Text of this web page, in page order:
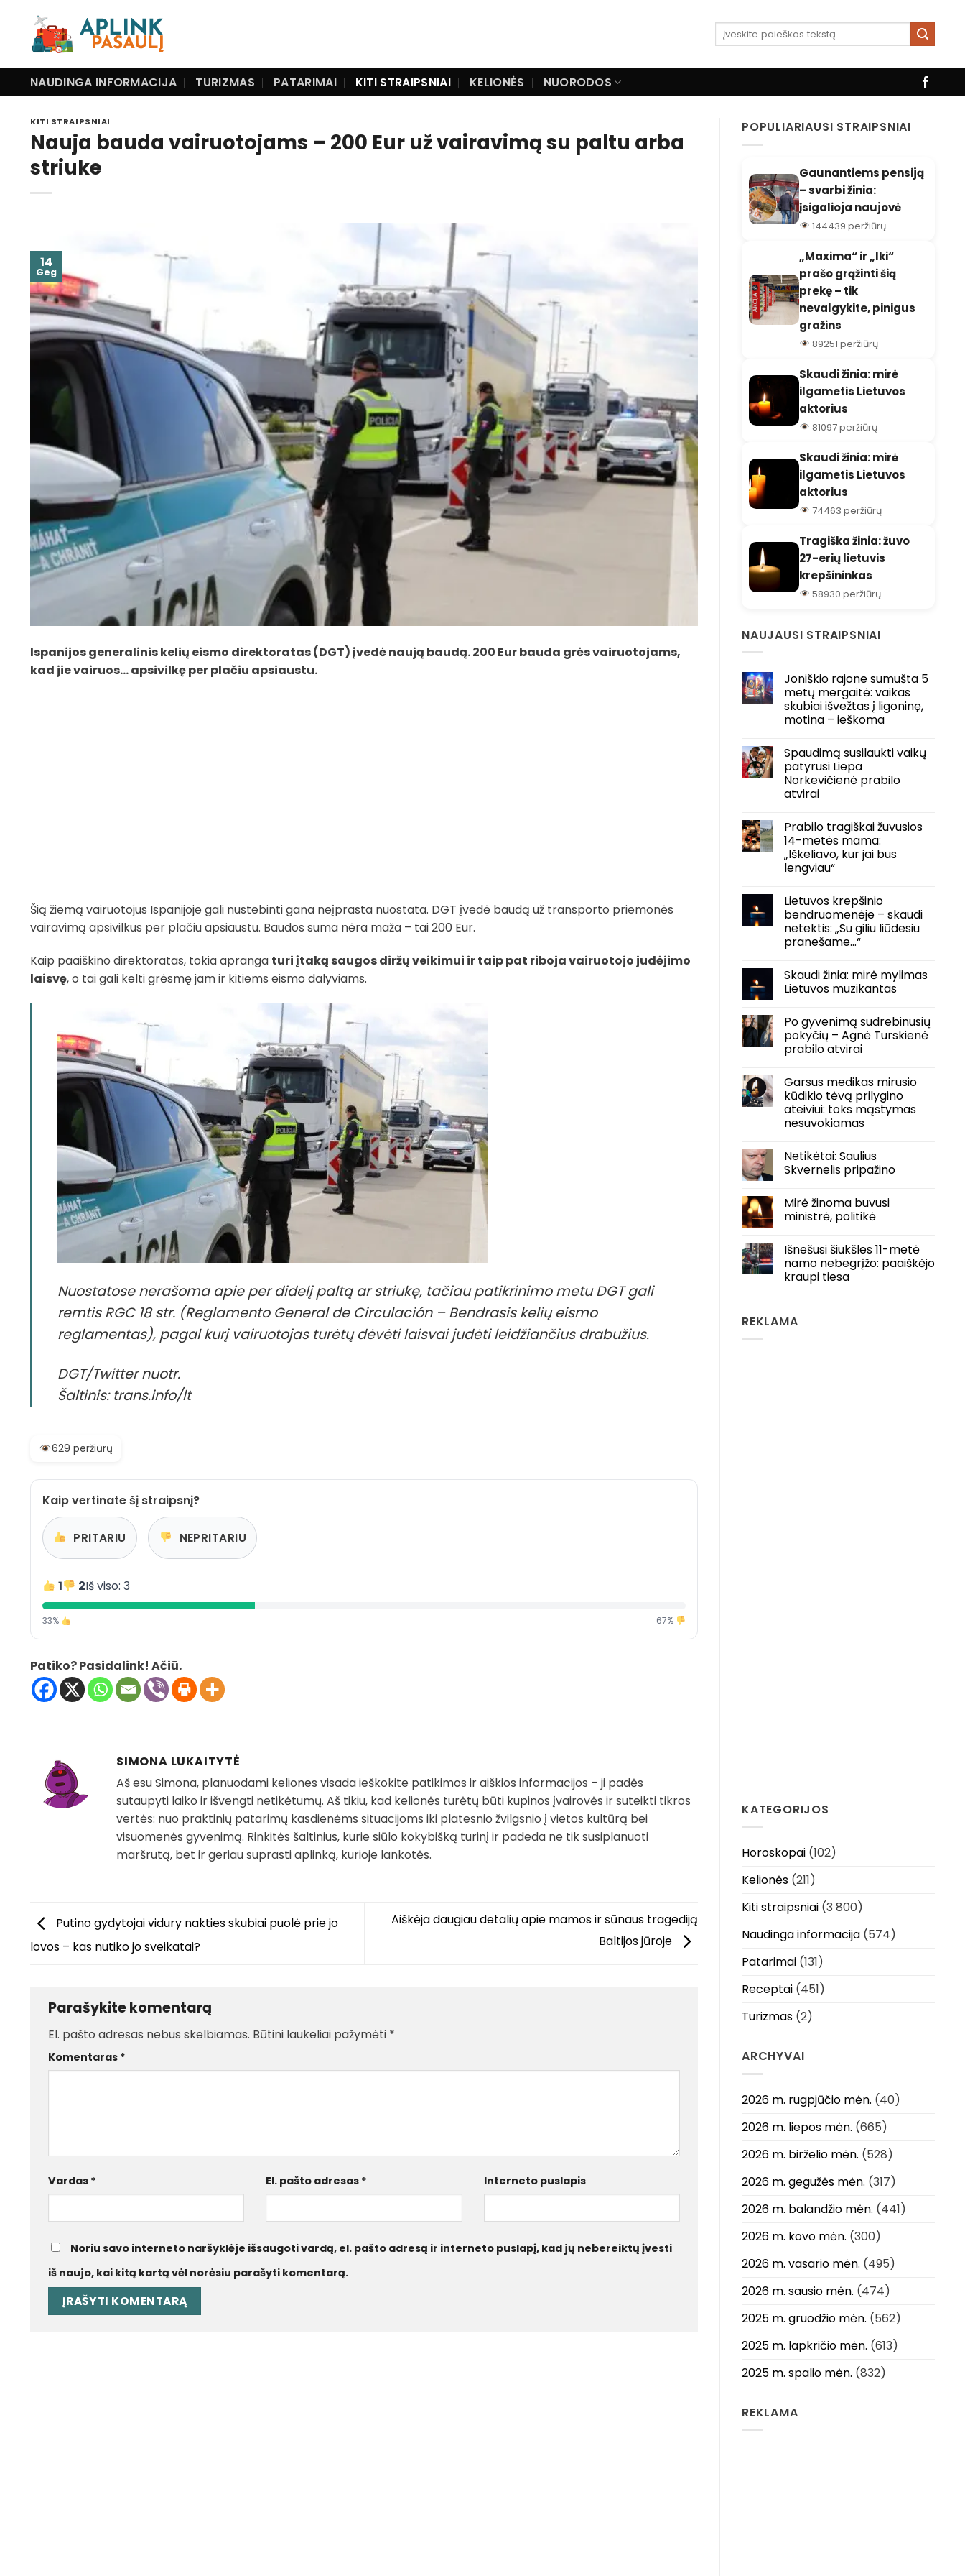
content
NAUDINGA INFORMACIJA TURIZMAS PATARIMAI KITI STRAIPSNIAI KELIONĖS NUORODOS
KITI STRAIPSNIAI
Nauja bauda vairuotojams – 200 Eur už vairavimą su paltu arba
striuke
14
Geg
Ispanijos generalinis kelių eismo direktoratas (DGT) įvedė naują baudą. 200 Eur bauda grės vairuotojams,
kad jie vairuos… apsivilkę per plačiu apsiaustu.
Šią žiemą vairuotojus Ispanijoje gali nustebinti gana neįprasta nuostata. DGT įvedė baudą už transporto priemonės
vairavimą apsivilkus per plačiu apsiaustu. Baudos suma nėra maža – tai 200 Eur.
Kaip paaiškino direktoratas, tokia apranga turi įtaką saugos diržų veikimui ir taip pat riboja vairuotojo judėjimo
laisvę, o tai gali kelti grėsmę jam ir kitiems eismo dalyviams.
Nuostatose nerašoma apie per didelį paltą ar striukę, tačiau patikrinimo metu DGT gali
remtis RGC 18 str. (Reglamento General de Circulación – Bendrasis kelių eismo
reglamentas), pagal kurį vairuotojas turėtų dėvėti laisvai judėti leidžiančius drabužius.
DGT/Twitter nuotr.
Šaltinis: trans.info/lt
629 peržiūrų
Kaip vertinate šį straipsnį?
PRITARIU NEPRITARIU
1 2Iš viso: 3
33% 67%
Patiko? Pasidalink! Ačiū.
SIMONA LUKAITYTĖ
Aš esu Simona, planuodami keliones visada ieškokite patikimos ir aiškios informacijos – ji padės
sutaupyti laiko ir išvengti netikėtumų. Aš tikiu, kad kelionės turėtų būti kupinos įvairovės ir suteikti tikros
vertės: nuo praktinių patarimų kasdienėms situacijoms iki platesnio žvilgsnio į vietos kultūrą bei
visuomenės gyvenimą. Rinkitės šaltinius, kurie siūlo kokybišką turinį ir padeda ne tik susiplanuoti
maršrutą, bet ir geriau suprasti aplinką, kurioje lankotės.
Putino gydytojai vidury nakties skubiai puolė prie jo
lovos – kas nutiko jo sveikatai?
Aiškėja daugiau detalių apie mamos ir sūnaus tragediją
Baltijos jūroje
Parašykite komentarą
El. pašto adresas nebus skelbiamas. Būtini laukeliai pažymėti *
Komentaras *
Vardas * El. pašto adresas * Interneto puslapis
Noriu savo interneto naršyklėje išsaugoti vardą, el. pašto adresą ir interneto puslapį, kad jų nebereiktų įvesti
iš naujo, kai kitą kartą vėl norėsiu parašyti komentarą.
POPULIARIAUSI STRAIPSNIAI
Gaunantiems pensiją
– svarbi žinia:
įsigalioja naujovė
144439 peržiūrų
„Maxima“ ir „Iki“
prašo grąžinti šią
prekę – tik
nevalgykite, pinigus
gražins
89251 peržiūrų
Skaudi žinia: mirė
ilgametis Lietuvos
aktorius
81097 peržiūrų
Skaudi žinia: mirė
ilgametis Lietuvos
aktorius
74463 peržiūrų
Tragiška žinia: žuvo
27-erių lietuvis
krepšininkas
58930 peržiūrų
NAUJAUSI STRAIPSNIAI
Joniškio rajone sumušta 5
metų mergaitė: vaikas
skubiai išvežtas į ligoninę,
motina – ieškoma
Spaudimą susilaukti vaikų
patyrusi Liepa
Norkevičienė prabilo
atvirai
Prabilo tragiškai žuvusios
14-metės mama:
„Iškeliavo, kur jai bus
lengviau“
Lietuvos krepšinio
bendruomenėje – skaudi
netektis: „Su giliu liūdesiu
pranešame…“
Skaudi žinia: mirė mylimas
Lietuvos muzikantas
Po gyvenimą sudrebinusių
pokyčių – Agnė Turskienė
prabilo atvirai
Garsus medikas mirusio
kūdikio tėvą prilygino
ateiviui: toks mąstymas
nesuvokiamas
Netikėtai: Saulius
Skvernelis pripažino
Mirė žinoma buvusi
ministrė, politikė
Išnešusi šiukšles 11-metė
namo nebegrįžo: paaiškėjo
kraupi tiesa
REKLAMA
KATEGORIJOS
Horoskopai (102)
Kelionės (211)
Kiti straipsniai (3 800)
Naudinga informacija (574)
Patarimai (131)
Receptai (451)
Turizmas (2)
ARCHYVAI
2026 m. rugpjūčio mėn. (40)
2026 m. liepos mėn. (665)
2026 m. birželio mėn. (528)
2026 m. gegužės mėn. (317)
2026 m. balandžio mėn. (441)
2026 m. kovo mėn. (300)
2026 m. vasario mėn. (495)
2026 m. sausio mėn. (474)
2025 m. gruodžio mėn. (562)
2025 m. lapkričio mėn. (613)
2025 m. spalio mėn. (832)
REKLAMA